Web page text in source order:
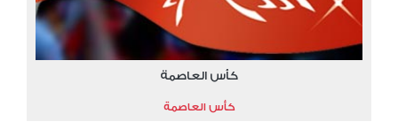
كأس العاصمة
كأس العاصمة